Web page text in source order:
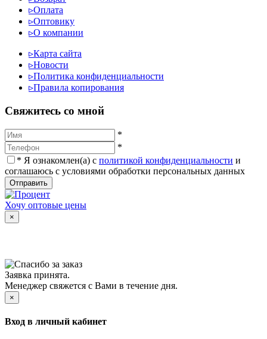
▹Оплата
▹Оптовику
▹О компании
▹Карта сайта
▹Новости
▹Политика конфиденциальности
▹Правила копирования
Cвяжитесь со мной
*
*
* Я ознакомлен(а) с политикой конфиденциальности и
соглашаюсь с условиями обработки персональных данных
Отправить
Хочу оптовые цены
×
Заявка принята.
Менеджер свяжется с Вами в течение дня.
×
Вход в личный кабинет